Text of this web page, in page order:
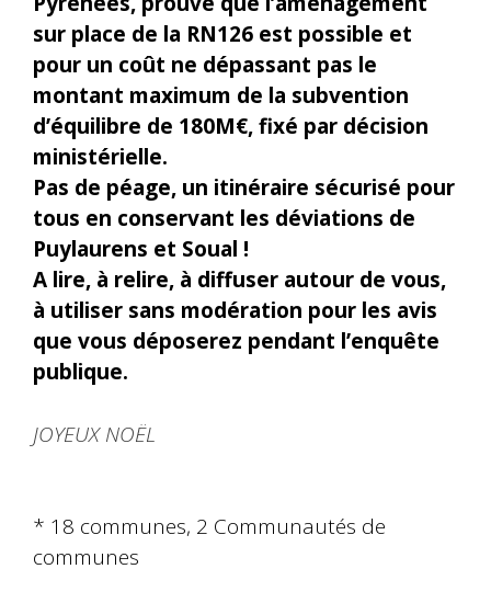
sur place de la RN126 est possible et
pour un coût ne dépassant pas le
montant maximum de la subvention
d’équilibre de 180M€, fixé par décision
ministérielle.
Pas de péage, un itinéraire sécurisé pour
tous en conservant les déviations de
Puylaurens et Soual !
A lire, à relire, à diffuser autour de vous,
à utiliser sans modération pour les avis
que vous déposerez pendant l’enquête
publique.
JOYEUX NOËL
* 18 communes, 2 Communautés de
communes